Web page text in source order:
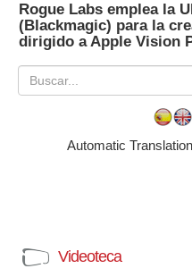
Rogue Labs emplea la
(Blackmagic) para la
dirigido a Apple Vision
Automatic
Videoteca